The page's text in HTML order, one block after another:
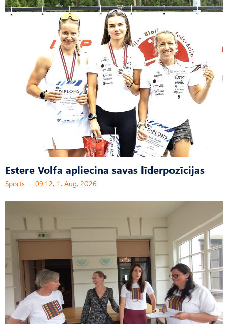
Estere Volfa apliecina savas līderpozīcijas
Sports 09:12, 1. Aug, 2026